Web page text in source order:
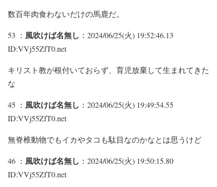
数百年肉食わないだけの馬鹿だ。
53 ： 風吹けば名無し ：2024/06/25(火) 19:52:46.13
ID:VVj55ZfT0.net
キリスト教が根付いておらず、育児放棄して生まれてきた
な
45 ： 風吹けば名無し ：2024/06/25(火) 19:49:54.55
ID:VVj55ZfT0.net
無脊椎動物でもイカやタコも駄目なのかなとは思うけど
46 ： 風吹けば名無し ：2024/06/25(火) 19:50:15.80
ID:VVj55ZfT0.net